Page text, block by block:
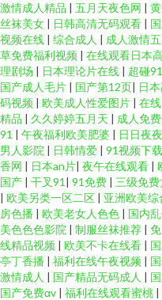
激情成人精品 | 五月天夜色网 |
丝袜美女 | 日韩高清无码观看 |
视频在线 | 综合成人 | 成人激情
草免费福利视频 | 在线观看日本
理剧场 | 日本理论片在线 | 超碰
国产成人毛片 | 国产第12页| 日
码视频 | 欧美成人性爱图片 | 在
精品 | 久久婷婷五月天 | 成人免
91 | 午夜福利欧美肥婆 | 日日夜
男人影院 | 日韩情爱 | 91视频下
香网 | 日本an片| 夜午在线观看 |
国产 | 干叉91 | 91免费 | 三级免费
| 欧美另类一区二区 | 亚洲欧美综
房色播 | 欧美老女人色色 | 国内
美色色色影院 | 制服丝袜推荐 |
线精品视频 | 欧美不卡在线看 |
亭丁香播 | 福利在线午夜视频 |
激情成人 | 国产精品无码成人 |
国产免费αv | 福利在线观看蜜桃 |